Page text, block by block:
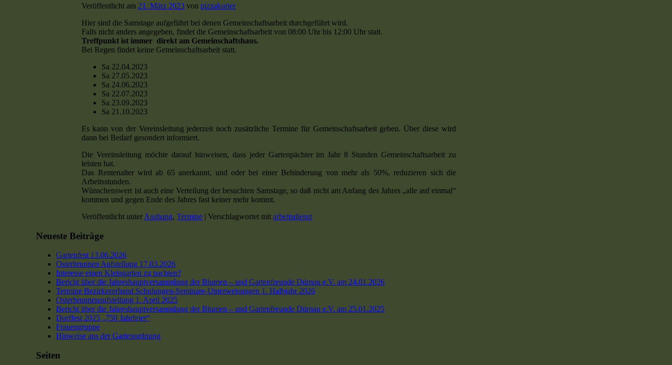
Veröffentlicht am 21. März 2023 vonpizzakurier
Hier sind die Samstage aufgeführt bei denen Gemeinschaftsarbeit durchgeführt wird.
Falls nicht anders angegeben, findet die Gemeinschaftsarbeit von 08:00 Uhr bis 12:00 Uhr statt.
Treffpunkt ist immer direkt am Gemeinschaftshaus.
Bei Regen findet keine Gemeinschaftsarbeit statt.
Sa 22.04.2023
Sa 27.05.2023
Sa 24.06.2023
Sa 22.07.2023
Sa 23.09.2023
Sa 21.10.2023
Es kann von der Vereinsleitung jederzeit noch zusätzliche Termine für Gemeinschaftsarbeit geben. Über diese wird
dann bei Bedarf gesondert informiert.
Die Vereinsleitung möchte darauf hinweisen, dass jeder Gartenpächter im Jahr 8 Stunden Gemeinschaftsarbeit zu
leisten hat.
Das Rentenalter wird ab 65 anerkannt, und oder bei einer Behinderung von mehr als 50%, reduzieren sich die
Arbeitsstunden.
Wünschenswert ist auch eine Verteilung der besuchten Samstage, so daß nicht am Anfang des Jahres „alle auf einmal“
kommen und gegen Ende des Jahres fast keiner mehr kommt.
Veröffentlicht unter Aushang,Termine |Verschlagwortet mit arbeitsdienst
Neueste Beiträge
Gartenfest 13.06.2026
Osterbrunnen Aufstellung 17.03.2026
Interesse einen Kleingarten zu pachten?
Bericht über die Jahreshauptversammlung der Blumen – und Gartenfreunde Dürnau e.V. am 24.01.2026
Termine Bezirksverband Schulungen-Seminare-Unterweisungen 1. Halbjahr 2026
Osterbrunnenaufstellung 1. April 2025
Bericht über die Jahreshauptversammlung der Blumen – und Gartenfreunde Dürnau e.V. am 25.01.2025
Dorffest 2025 „750 Jahrfeier“
Frauengruppe
Hinweise aus der Gartenordnung
Seiten